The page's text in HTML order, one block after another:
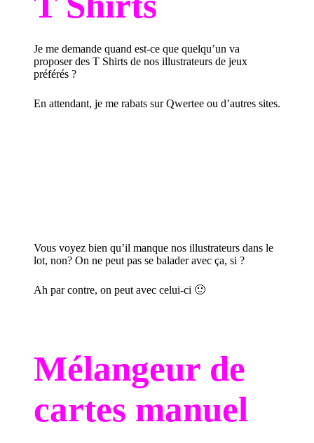
Je me demande quand est-ce que quelqu’un va
proposer des T Shirts de nos illustrateurs de jeux
préférés ?
En attendant, je me rabats sur Qwertee ou d’autres sites.
Vous voyez bien qu’il manque nos illustrateurs dans le
lot, non? On ne peut pas se balader avec ça, si ?
Ah par contre, on peut avec celui-ci 🙂
Mélangeur de
cartes manuel